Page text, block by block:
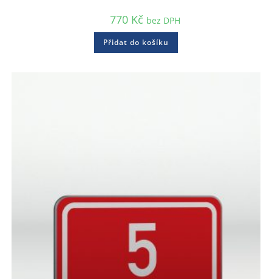
770 Kč bez DPH
Přidat do košíku